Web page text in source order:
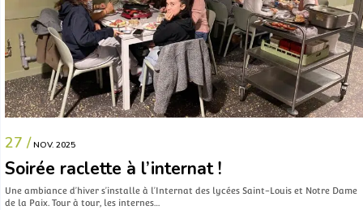
27 / NOV. 2025
Soirée raclette à l’internat !
Une ambiance d’hiver s’installe à l’Internat des lycées Saint-Louis et Notre Dame
de la Paix. Tour à tour, les internes…